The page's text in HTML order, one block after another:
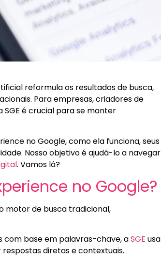
reformula os resultados de busca,
Para empresas, criadores de
é crucial para se manter
no Google, como ela funciona, seus
Nosso objetivo é ajudá-lo a navegar
. Vamos lá?
no Google?
motor de busca tradicional,
com base em palavras-chave, aSGE usa
diretas e contextuais.